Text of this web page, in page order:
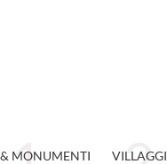
MONUMENTI VILLAGGI